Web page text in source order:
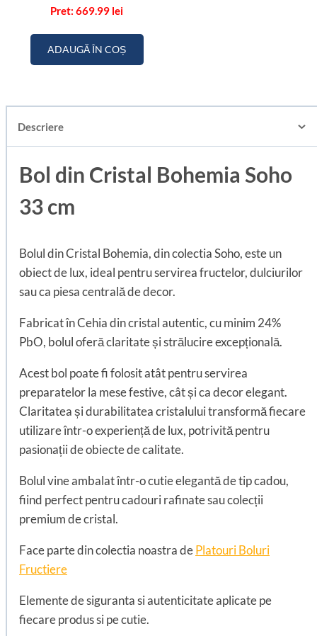
5.00
669.99 lei
ADAUGĂ ÎN COȘ
Descriere
Bol din Cristal Bohemia Soho
33 cm
Bolul din Cristal Bohemia, din colectia Soho, este un
obiect de lux, ideal pentru servirea fructelor, dulciurilor
sau ca piesa centrală de decor.
Fabricat în Cehia din cristal autentic, cu minim 24%
PbO, bolul oferă claritate și strălucire excepțională.
Acest bol poate fi folosit atât pentru servirea
preparatelor la mese festive, cât și ca decor elegant.
Claritatea și durabilitatea cristalului transformă fiecare
utilizare într-o experiență de lux, potrivită pentru
pasionații de obiecte de calitate.
Bolul vine ambalat într-o cutie elegantă de tip cadou,
fiind perfect pentru cadouri rafinate sau colecții
premium de cristal.
Face parte din colectia noastra dePlatouri Boluri
Fructiere
Elemente de siguranta si autenticitate aplicate pe
fiecare produs si pe cutie.